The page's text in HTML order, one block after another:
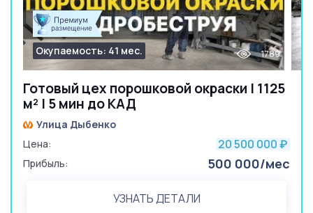
Готовый цех порошковой окраски | 1125
м² | 5 мин до КАД
Окупаемость: 41 мес. 1789
Улица Дыбенко
Цена:
20 500 000 ₽
Прибыль: 500 000/мес
УЗНАТЬ ДЕТАЛИ